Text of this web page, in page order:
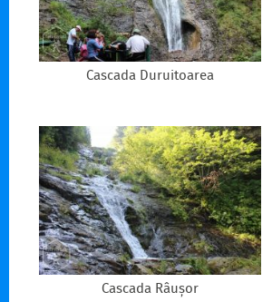
Cascada Duruitoarea
Cascada Râușor